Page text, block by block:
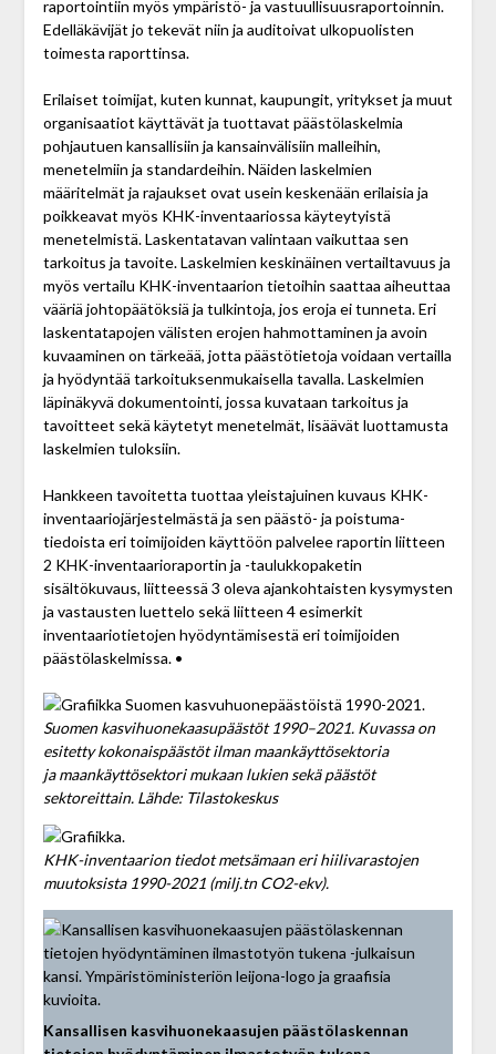
raportointiin myös ympäristö- ja vastuullisuusraportoinnin.
Edelläkävijät jo tekevät niin ja auditoivat ulkopuolisten
toimesta raporttinsa.
Erilaiset toimijat, kuten kunnat, kaupungit, yritykset ja muut
organisaatiot käyttävät ja tuottavat päästö­laskelmia
pohjautuen kansallisiin ja kansainvälisiin malleihin,
menetelmiin ja standardeihin. Näiden laskelmien
määritelmät ja rajaukset ovat usein keskenään erilaisia ja
poikkeavat myös KHK-inventaariossa käyteytyistä
menetelmistä. Laskentatavan valintaan vaikuttaa sen
tarkoitus ja tavoite. Laskelmien keskinäinen vertailtavuus ja
myös vertailu KHK-inventaarion tietoihin saattaa aiheuttaa
vääriä johtopäätöksiä ja tulkintoja, jos eroja ei tunneta. Eri
laskentatapojen välisten erojen hahmottaminen ja avoin
kuvaaminen on tärkeää, jotta päästötietoja voidaan vertailla
ja hyödyntää tarkoituksenmukaisella tavalla. Laskelmien
läpinäkyvä dokumentointi, jossa kuvataan tarkoitus ja
tavoitteet sekä käytetyt menetelmät, lisäävät luottamusta
laskelmien tuloksiin.
Hankkeen tavoitetta tuottaa yleistajuinen kuvaus KHK-
inventaariojärjestelmästä ja sen päästö- ja poistuma­
tiedoista eri toimijoiden käyttöön palvelee raportin liitteen
2 KHK-inventaarioraportin ja -taulukko­paketin
sisältökuvaus, liitteessä 3 oleva ajankohtaisten kysymysten
ja vastausten luettelo sekä liitteen 4 esimerkit
inventaariotietojen hyödyntämisestä eri toimijoiden
päästölaskelmissa. •
Suomen kasvihuonekaasupäästöt 1990–2021. Kuvassa on
esitetty kokonaispäästöt ilman maankäyttösektoria
ja maankäyttösektori mukaan lukien sekä päästöt
sektoreittain. Lähde: Tilastokeskus
KHK-inventaarion tiedot metsämaan eri hiilivarastojen
muutoksista 1990-2021 (milj.tn CO2-ekv).
Kansallisen kasvihuonekaasujen päästölaskennan